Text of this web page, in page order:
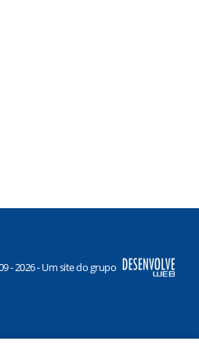
- 2026 - Um site do grupo